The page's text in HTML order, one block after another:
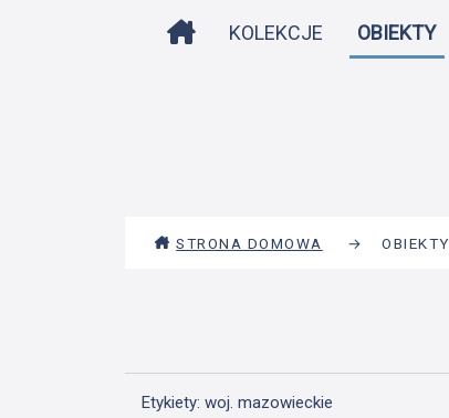
STRONA DOMOWA
KOLEKCJE OBIEKTY
STRONA DOMOWA → OBIEKTY
Etykiety: woj. mazowieckie